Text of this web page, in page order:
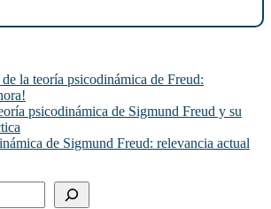
la teoría psicodinámica de Freud:
psicodinámica de Sigmund Freud y su
de Sigmund Freud: relevancia actual